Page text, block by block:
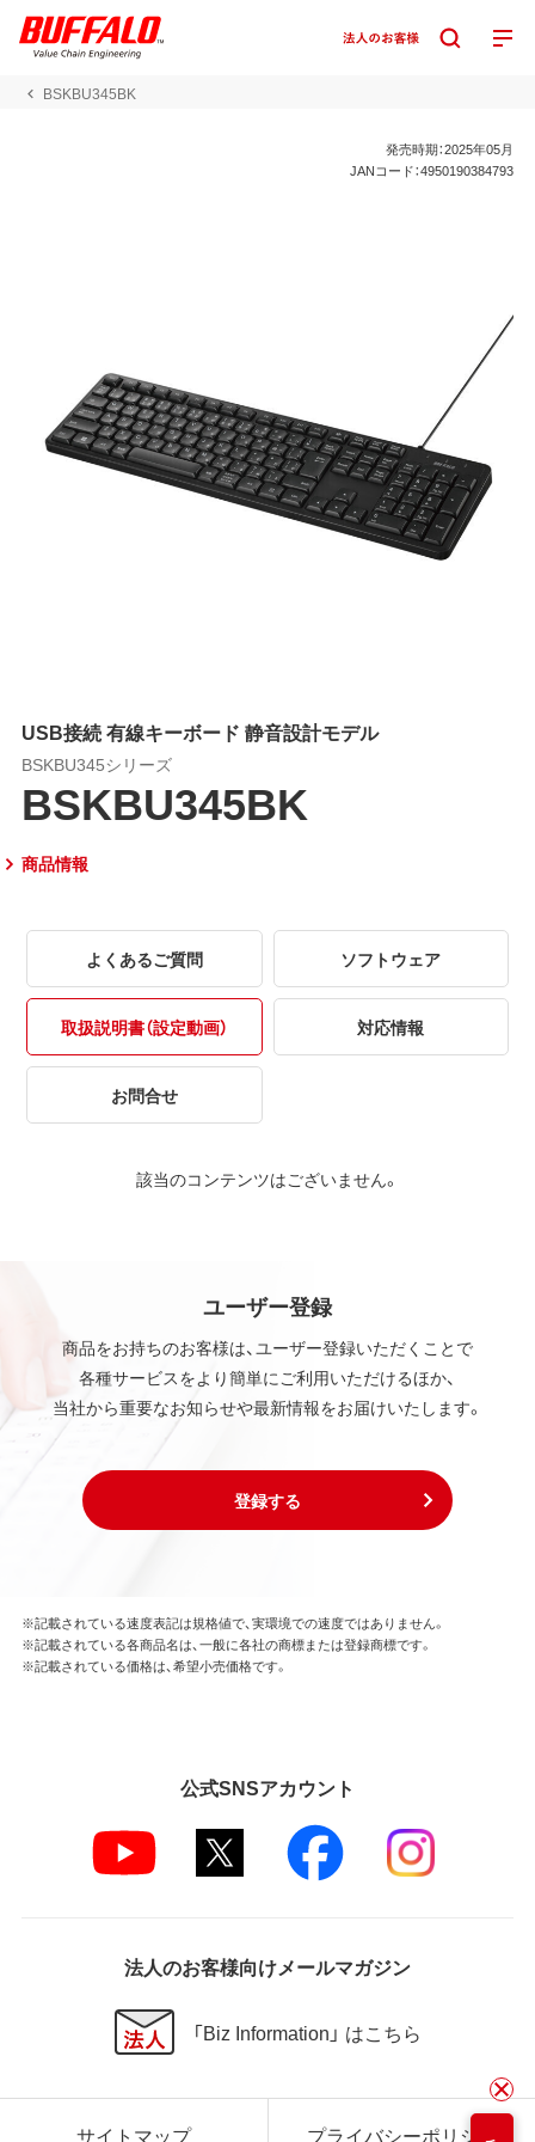
BSKBU345BK
発売時期：2025年05月
JANコード：4950190384793
USB接続 有線キーボード 静音設計モデル
BSKBU345シリーズ
BSKBU345BK
商品情報
よくあるご質問 ソフトウェア
取扱説明書（設定動画） 対応情報
お問合せ
該当のコンテンツはございません。
ユーザー登録
商品をお持ちのお客様は、ユーザー登録いただくことで
各種サービスをより簡単にご利用いただけるほか、
当社から重要なお知らせや最新情報をお届けいたします。
登録する
※記載されている速度表記は規格値で、実環境での速度ではありません。
※記載されている各商品名は、一般に各社の商標または登録商標です。
※記載されている価格は、希望小売価格です。
公式SNSアカウント
法人のお客様向けメールマガジン
「Biz Information」 はこちら
サイトマップ プライバシーポリシー